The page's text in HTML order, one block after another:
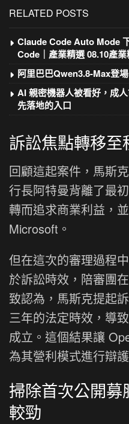
RELATED POSTS
Claude Code Auto Mode
Code｜產業精選 08.10產
阿里巴巴Qwen3.8-Max登
AI 親密機器人被看好，成
先落地的入口
訴訟焦點轉移至
回顧這起案件，馬斯
行長阿特曼背離了最
轉而追求商業利益，
Microsoft。
但在這次的審理過程
於訴訟時效，陪審團
致認為，馬斯克提起
三年的法定時效，導
成立。這個結果讓
為其營利模式進行辯護
掃除首次公開
較勁